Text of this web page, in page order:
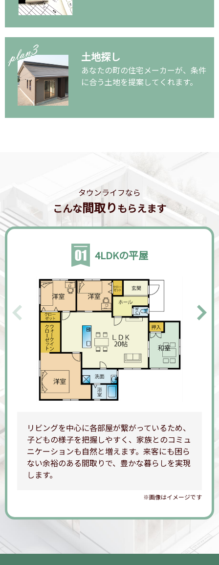
土地探し
あなたの町の住宅メーカーが、条件
に合う土地を提案してくれます。
タウンライフなら
こんな間取りもらえます
4LDKの平屋
リビングを中心に各部屋が繋がっているため、
子どもの様子を把握しやすく、家族とのコミュ
ニケーションも自然と増えます。来客にも困ら
ない余裕のある間取りで、豊かな暮らしを実現
します。
※画像はイメージです